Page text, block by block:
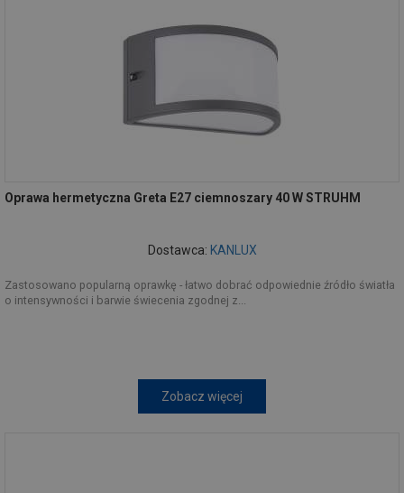
Oprawa hermetyczna Greta E27 ciemnoszary 40 W STRUHM
Dostawca: KANLUX
Zastosowano popularną oprawkę - łatwo dobrać odpowiednie źródło światła
o intensywności i barwie świecenia zgodnej z...
Zobacz więcej